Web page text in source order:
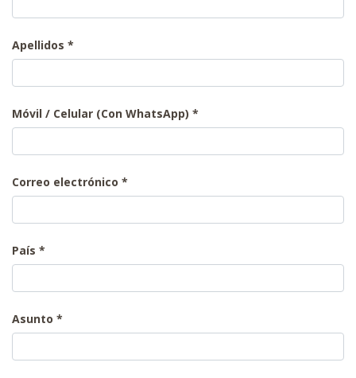
Apellidos
Móvil / Celular (Con WhatsApp)
Correo electrónico
País
Asunto